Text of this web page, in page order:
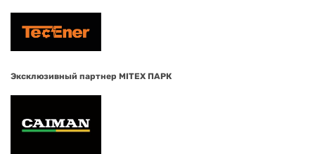
Эксклюзивный партнер MITEX ПАРК